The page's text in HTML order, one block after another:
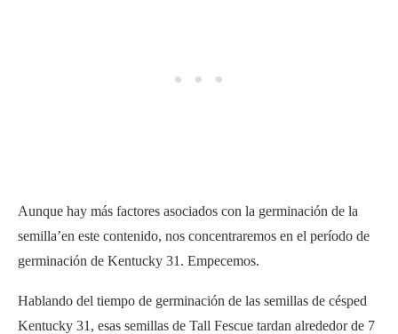
Aunque hay más factores asociados con la germinación de la
semilla’en este contenido, nos concentraremos en el período de
germinación de Kentucky 31. Empecemos.
Hablando del tiempo de germinación de las semillas de césped
Kentucky 31, esas semillas de Tall Fescue tardan alrededor de 7